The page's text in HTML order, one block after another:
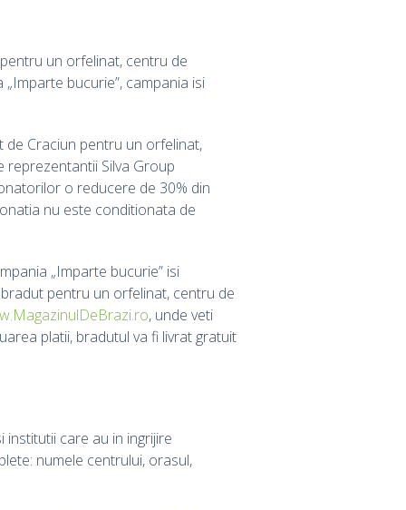
un orfelinat, centru de
bucurie”, campania isi
de Craciun pentru un orfelinat,
reprezentantii Silva Group
o reducere de 30% din
nu este conditionata de
„Imparte bucurie” isi
pentru un orfelinat, centru de
, unde veti
platii, bradutul va fi livrat gratuit
care au in ingrijire
numele centrului, orasul,